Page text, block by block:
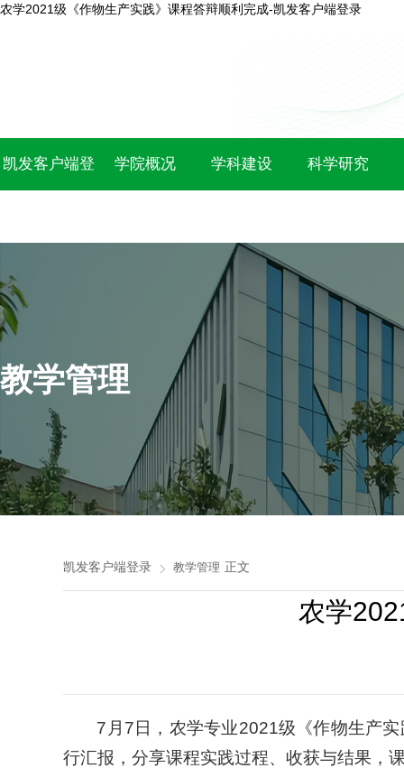
农学2021级《作物生产实践》课程答辩顺利完成-凯发客户端登录
凯发客户端登 学院概况 学科建设 科学研究
教学管理
凯发客户端登录 教学管理 正文
农学
7月7日，农学专业2021级《作物生产
行汇报，分享课程实践过程、收获与结果，